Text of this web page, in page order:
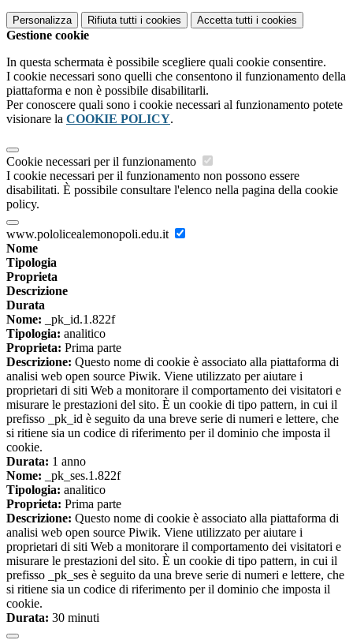
Personalizza Rifiuta tutti i cookies Accetta tutti i cookies
Gestione cookie
In questa schermata è possibile scegliere quali cookie consentire.
I cookie necessari sono quelli che consentono il funzionamento della
piattaforma e non è possibile disabilitarli.
Per conoscere quali sono i cookie necessari al funzionamento potete
visionare la COOKIE POLICY.
Cookie necessari per il funzionamento
I cookie necessari per il funzionamento non possono essere
disabilitati. È possibile consultare l'elenco nella pagina della cookie
policy.
www.pololicealemonopoli.edu.it
Nome
Tipologia
Proprieta
Descrizione
Durata
Nome: _pk_id.1.822f
Tipologia: analitico
Proprieta: Prima parte
Descrizione: Questo nome di cookie è associato alla piattaforma di
analisi web open source Piwik. Viene utilizzato per aiutare i
proprietari di siti Web a monitorare il comportamento dei visitatori e
misurare le prestazioni del sito. È un cookie di tipo pattern, in cui il
prefisso _pk_id è seguito da una breve serie di numeri e lettere, che
si ritiene sia un codice di riferimento per il dominio che imposta il
cookie.
Durata: 1 anno
Nome: _pk_ses.1.822f
Tipologia: analitico
Proprieta: Prima parte
Descrizione: Questo nome di cookie è associato alla piattaforma di
analisi web open source Piwik. Viene utilizzato per aiutare i
proprietari di siti Web a monitorare il comportamento dei visitatori e
misurare le prestazioni del sito. È un cookie di tipo pattern, in cui il
prefisso _pk_ses è seguito da una breve serie di numeri e lettere, che
si ritiene sia un codice di riferimento per il dominio che imposta il
cookie.
Durata: 30 minuti